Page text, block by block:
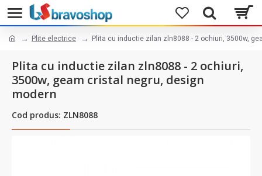
Plite electrice Plita cu inductie zilan zln8088 - 2 ochiuri, 3500w,
Plita cu inductie zilan zln8088 - 2 ochiuri,
3500w, geam cristal negru, design
modern
Cod produs: ZLN8088